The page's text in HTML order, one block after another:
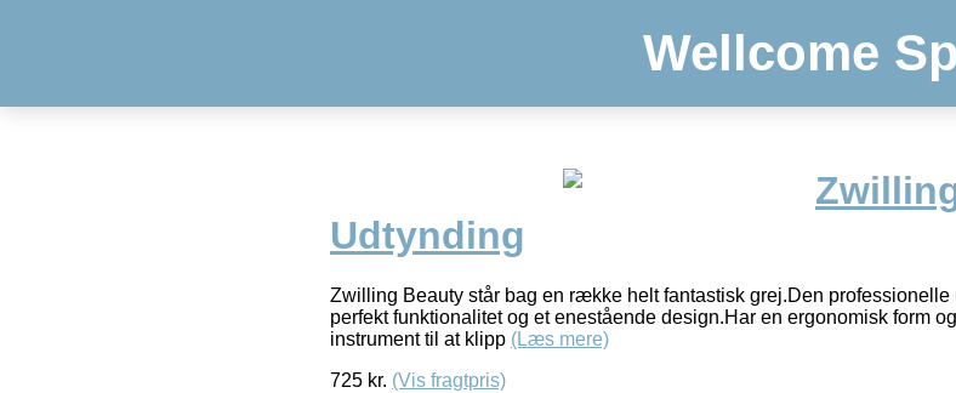
Wellcome
Udtynding
Zwilling Beauty står bag en række helt fantastisk grej.Den
perfekt funktionalitet og et enestående design.Har en ergonomisk form
instrument til at klipp (Læs mere)
725 kr. (Vis fragtpris)